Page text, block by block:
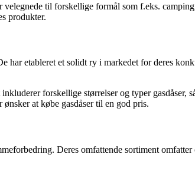
til forskellige formål som f.eks.
produkter.
etableret et solidt ry i markedet for deres
forskellige størrelser og typer
at købe gasdåser til en god pris.
Deres omfattende sortiment omfatter